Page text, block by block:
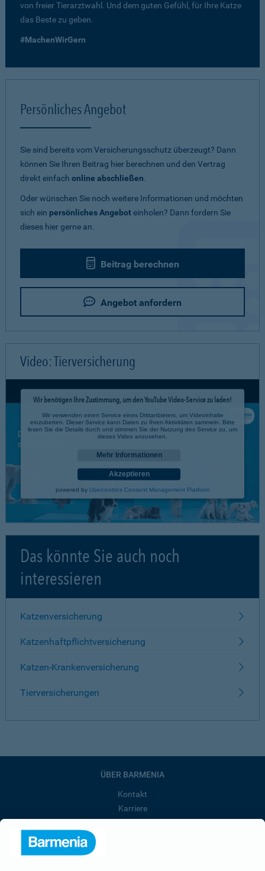
von freier Tierarztwahl. Und dem guten Gefühl, für Ihre Katze
das Beste zu geben.
#MachenWirGern
Persönliches Angebot
Sie sind bereits vom Versicherungsschutz überzeugt? Dann
können Sie Ihren Beitrag hier berechnen und den Vertrag
direkt einfach online abschließen.
Oder wünschen Sie noch weitere Informationen und möchten
sich ein persönliches Angeboteinholen? Dann fordern Sie
dieses hier gerne an.
Beitrag berechnen
Angebot anfordern
Video: Tierversicherung
Wir benötigen Ihre Zustimmung, um den YouTube Video-Service zu laden!
Wir verwenden einen Service eines Drittanbieters, um Videoinhalte
einzubetten. Dieser Service kann Daten zu Ihren Aktivitäten sammeln. Bitte
lesen Sie die Details durch und stimmen Sie der Nutzung des Service zu, um
dieses Video anzusehen.
Mehr Informationen
Akzeptieren
powered by Usercentrics Consent Management Platform
Das könnte Sie auch noch
interessieren
Katzenversicherung
Katzenhaftpflichtversicherung
Katzen-Krankenversicherung
Tierversicherungen
ÜBER BARMENIA
Kontakt
Karriere